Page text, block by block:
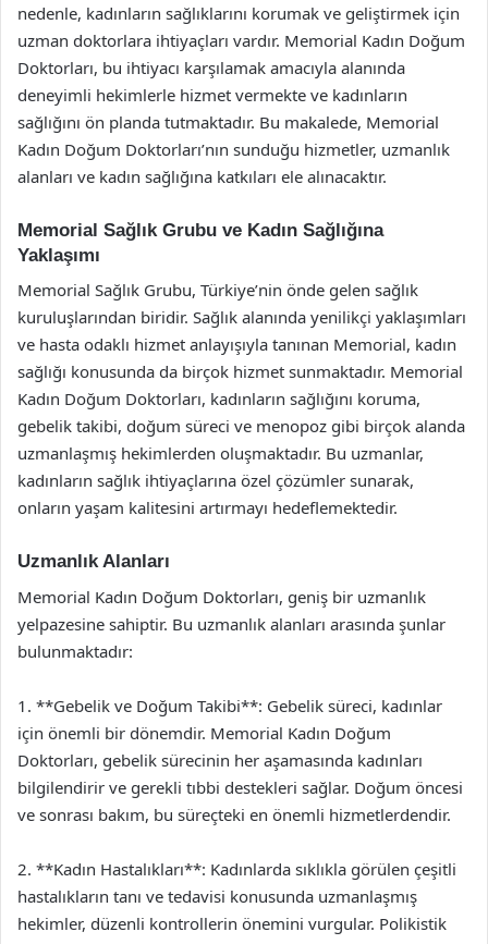
nedenle, kadınların sağlıklarını korumak ve geliştirmek için
uzman doktorlara ihtiyaçları vardır. Memorial Kadın Doğum
Doktorları, bu ihtiyacı karşılamak amacıyla alanında
deneyimli hekimlerle hizmet vermekte ve kadınların
sağlığını ön planda tutmaktadır. Bu makalede, Memorial
Kadın Doğum Doktorları’nın sunduğu hizmetler, uzmanlık
alanları ve kadın sağlığına katkıları ele alınacaktır.
Memorial Sağlık Grubu ve Kadın Sağlığına
Yaklaşımı
Memorial Sağlık Grubu, Türkiye’nin önde gelen sağlık
kuruluşlarından biridir. Sağlık alanında yenilikçi yaklaşımları
ve hasta odaklı hizmet anlayışıyla tanınan Memorial, kadın
sağlığı konusunda da birçok hizmet sunmaktadır. Memorial
Kadın Doğum Doktorları, kadınların sağlığını koruma,
gebelik takibi, doğum süreci ve menopoz gibi birçok alanda
uzmanlaşmış hekimlerden oluşmaktadır. Bu uzmanlar,
kadınların sağlık ihtiyaçlarına özel çözümler sunarak,
onların yaşam kalitesini artırmayı hedeflemektedir.
Uzmanlık Alanları
Memorial Kadın Doğum Doktorları, geniş bir uzmanlık
yelpazesine sahiptir. Bu uzmanlık alanları arasında şunlar
bulunmaktadır:
1. **Gebelik ve Doğum Takibi**: Gebelik süreci, kadınlar
için önemli bir dönemdir. Memorial Kadın Doğum
Doktorları, gebelik sürecinin her aşamasında kadınları
bilgilendirir ve gerekli tıbbi destekleri sağlar. Doğum öncesi
ve sonrası bakım, bu süreçteki en önemli hizmetlerdendir.
2. **Kadın Hastalıkları**: Kadınlarda sıklıkla görülen çeşitli
hastalıkların tanı ve tedavisi konusunda uzmanlaşmış
hekimler, düzenli kontrollerin önemini vurgular. Polikistik